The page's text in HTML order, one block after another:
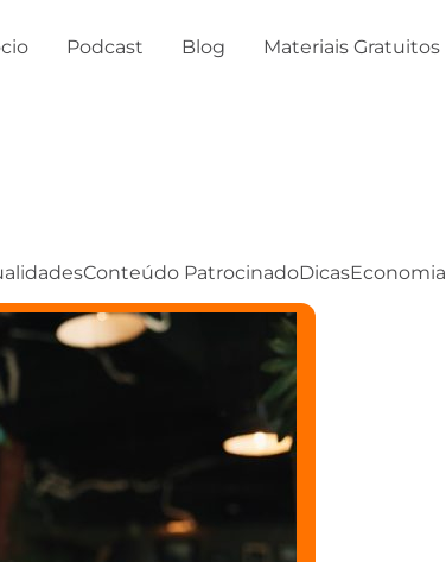
Podcast Blog Materiais Gratuitos
Conteúdo PatrocinadoDicasEconomia